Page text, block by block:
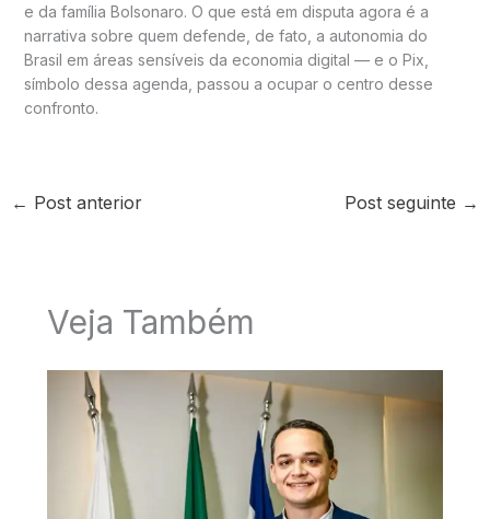
e da família Bolsonaro. O que está em disputa agora é a
narrativa sobre quem defende, de fato, a autonomia do
Brasil em áreas sensíveis da economia digital — e o Pix,
símbolo dessa agenda, passou a ocupar o centro desse
confronto.
← Post anterior Post seguinte →
Veja Também